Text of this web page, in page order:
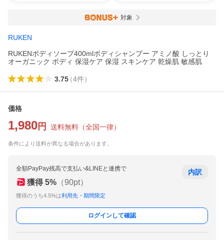
対象
RUKEN
RUKENボディソープ400mlボディシャンプー アミノ酸 しっとり
オーガニック ボディ 保湿ケア 保湿 スキンケア 乾燥肌 敏感肌
3.75（4件）
価格
1,980 円 送料無料 （全国一律）
条件により送料が異なる場合があります。
全額PayPay残高で支払い&LINEと連携で
獲得 5% （90pt）
獲得のうち4.5%は利用先・期間限定
内訳
ログインして確認